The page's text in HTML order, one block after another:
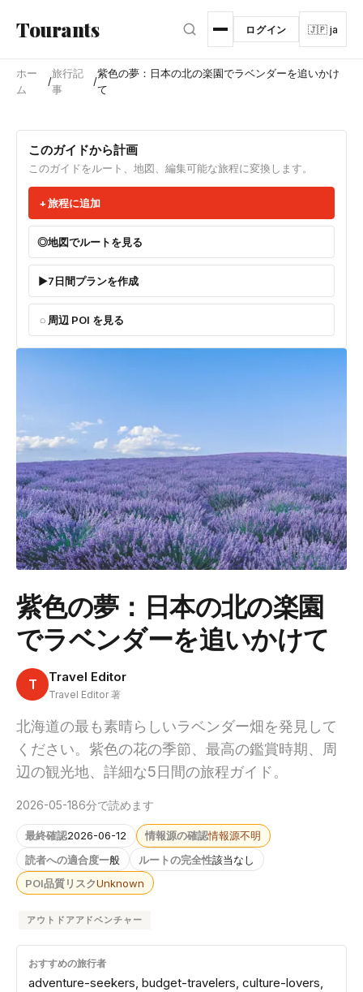
Tourants ログイン 🇯🇵 ja
ホー
ム
/
旅行記
事
/
紫色の夢：日本の北の楽園でラベンダーを追いかけ
て
このガイドから計画
このガイドをルート、地図、編集可能な旅程に変換します。
旅程に追加
地図でルートを見る
7日間プランを作成
周辺 POI を見る
紫色の夢：日本の北の楽園
でラベンダーを追いかけて
T Travel Editor
Travel Editor 著
北海道の最も素晴らしいラベンダー畑を発見して
ください。紫色の花の季節、最高の鑑賞時期、周
辺の観光地、詳細な5日間の旅程ガイド。
2026-05-186分で読めます
最終確認2026-06-12 情報源の確認情報源不明
読者への適合度一般 ルートの完全性該当なし
POI品質リスクUnknown
アウトドアアドベンチャー
おすすめの旅行者
adventure-seekers, budget-travelers, culture-lovers,